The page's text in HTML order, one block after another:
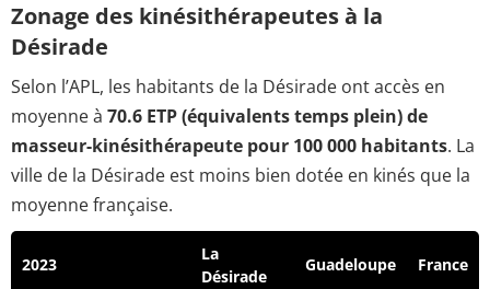
Zonage des kinésithérapeutes à la
Désirade
Selon l’APL, les habitants de la Désirade ont accès en
moyenne à 70.6 ETP (équivalents temps plein) de
masseur-kinésithérapeute pour 100 000 habitants. La
ville de la Désirade est moins bien dotée en kinés que la
moyenne française.
2023
La
Désirade
Guadeloupe France